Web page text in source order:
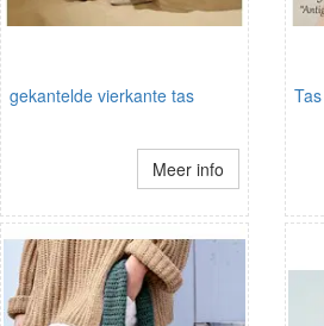
gekantelde vierkante tas
Meer info
Tas